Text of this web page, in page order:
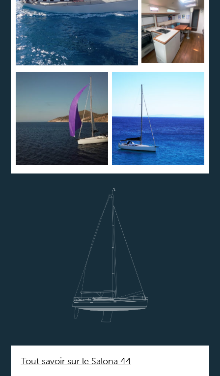
Tout savoir sur le Salona 44